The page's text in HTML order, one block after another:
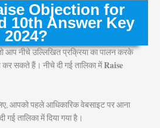
Objection for
10th Answer Key
2024?
आप नीचे उल्लिखित प्रक्रिया का पालन करके
कर सकते हैं। नीचे दी गई तालिका मेंRaise
आपको पहले आधिकारिक वेबसाइट पर आना
गई तालिका में दिया गया है।